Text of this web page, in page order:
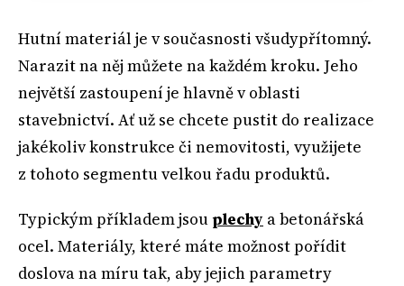
Hutní materiál je v současnosti všudypřítomný.
Narazit na něj můžete na každém kroku. Jeho
největší zastoupení je hlavně v oblasti
stavebnictví. Ať už se chcete pustit do realizace
jakékoliv konstrukce či nemovitosti, využijete
z tohoto segmentu velkou řadu produktů.
Typickým příkladem jsouplechy a betonářská
ocel. Materiály, které máte možnost pořídit
doslova na míru tak, aby jejich parametry